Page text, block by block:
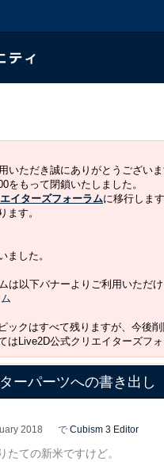
いただき誠にありがとうございま
をもって閉鎖いたしました。
イターズフォーラムに移行します
ます。
ました。
は以下バナーよりご利用いただけ
クはすべて残りますが、今後
Live2D公式クリエイターズフォ
ーパーツへの書き出し
2018 で Cubism 3 Editor
ての新米ですけど。